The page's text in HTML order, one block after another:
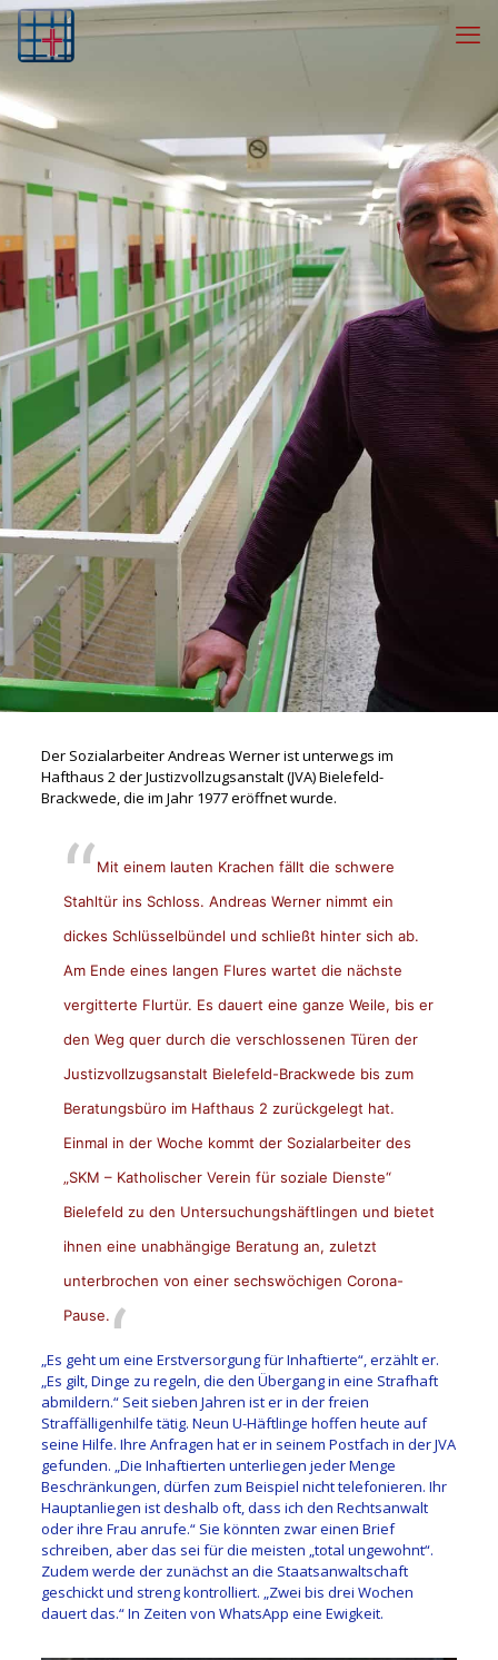
Der Sozialarbeiter Andreas Werner ist unterwegs im
Hafthaus 2 der Justizvollzugsanstalt (JVA) Bielefeld-
Brackwede, die im Jahr 1977 eröffnet wurde.
Mit einem lauten Krachen fällt die schwere
Stahltür ins Schloss. Andreas Werner nimmt ein
dickes Schlüsselbündel und schließt hinter sich ab.
Am Ende eines langen Flures wartet die nächste
vergitterte Flurtür. Es dauert eine ganze Weile, bis er
den Weg quer durch die verschlossenen Türen der
Justizvollzugsanstalt Bielefeld-Brackwede bis zum
Beratungsbüro im Hafthaus 2 zurückgelegt hat.
Einmal in der Woche kommt der Sozialarbeiter des
„SKM – Katholischer Verein für soziale Dienste“
Bielefeld zu den Untersuchungshäftlingen und bietet
ihnen eine unabhängige Beratung an, zuletzt
unterbrochen von einer sechswöchigen Corona-
Pause.
„Es geht um eine Erstversorgung für Inhaftierte“, erzählt er.
„Es gilt, Dinge zu regeln, die den Übergang in eine Strafhaft
abmildern.“ Seit sieben Jahren ist er in der freien
Straffälligenhilfe tätig. Neun U-Häftlinge hoffen heute auf
seine Hilfe. Ihre Anfragen hat er in seinem Postfach in der JVA
gefunden. „Die Inhaftierten unterliegen jeder Menge
Beschränkungen, dürfen zum Beispiel nicht telefonieren. Ihr
Hauptanliegen ist deshalb oft, dass ich den Rechtsanwalt
oder ihre Frau anrufe.“ Sie könnten zwar einen Brief
schreiben, aber das sei für die meisten „total ungewohnt“.
Zudem werde der zunächst an die Staatsanwaltschaft
geschickt und streng kontrolliert. „Zwei bis drei Wochen
dauert das.“ In Zeiten von WhatsApp eine Ewigkeit.